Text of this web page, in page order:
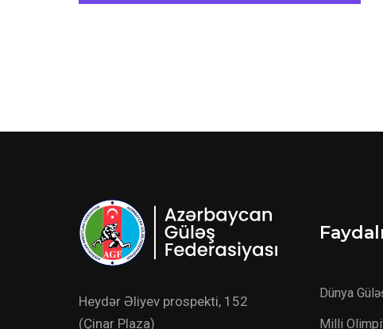
Heydər Əliyev prospekti, 152
(Çinar Plaza)
Dünya
Milli